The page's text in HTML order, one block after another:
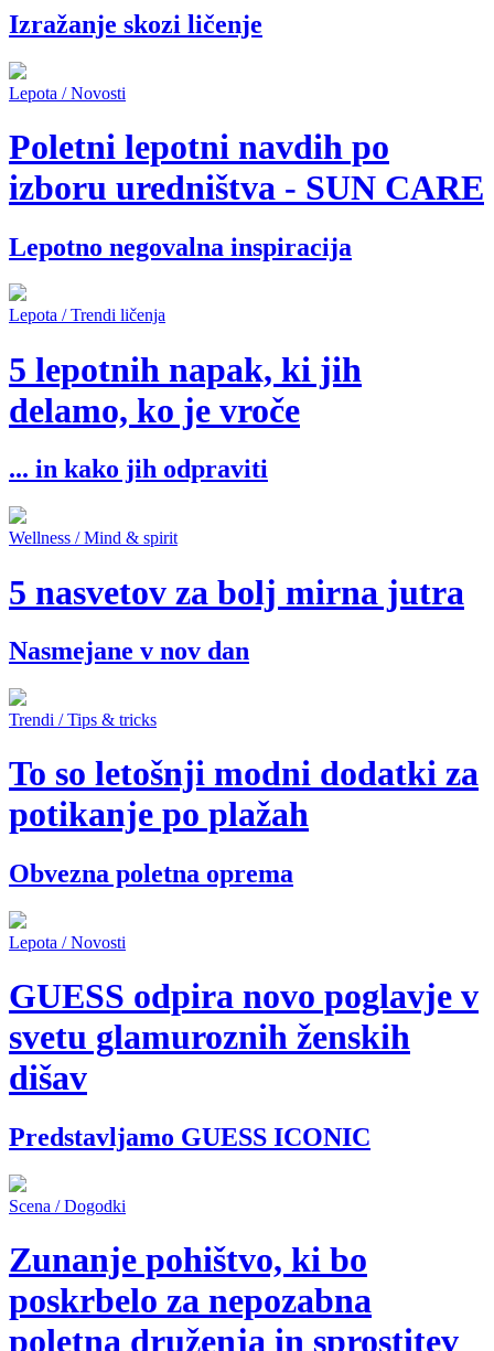
Izražanje skozi ličenje
Lepota / Novosti
Poletni lepotni navdih po
izboru uredništva - SUN CARE
Lepotno negovalna inspiracija
Lepota / Trendi ličenja
5 lepotnih napak, ki jih
delamo, ko je vroče
... in kako jih odpraviti
Wellness / Mind & spirit
5 nasvetov za bolj mirna jutra
Nasmejane v nov dan
Trendi / Tips & tricks
To so letošnji modni dodatki za
potikanje po plažah
Obvezna poletna oprema
Lepota / Novosti
GUESS odpira novo poglavje v
svetu glamuroznih ženskih
dišav
Predstavljamo GUESS ICONIC
Scena / Dogodki
Zunanje pohištvo, ki bo
poskrbelo za nepozabna
poletna druženja in sprostitev